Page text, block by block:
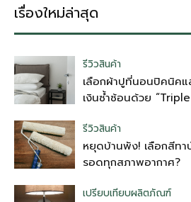
เรื่องใหม่ล่าสุด
รีวิวสินค้า
เลือกผ้าปูที่นอนปิคนิคแ
เงินซ้ำซ้อนด้วย
รีวิวสินค้า
หยุดบ้านพัง! เลือกสีทา
รอดทุกสภาพอากาศ?
เปรียบเทียบผลิตภัณฑ์